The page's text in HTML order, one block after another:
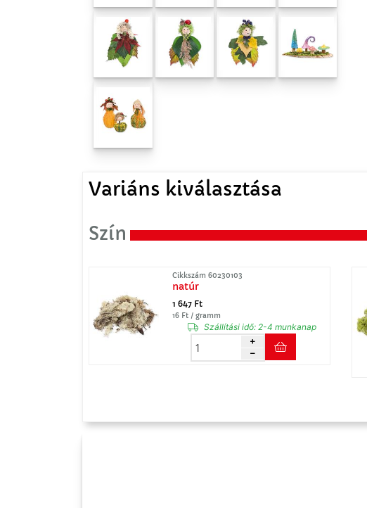
Variáns kiválasztása
Szín
Cikkszám 60230103
natúr
1 647 Ft
16 Ft / gramm
Szállítási idő: 2-4 munkanap